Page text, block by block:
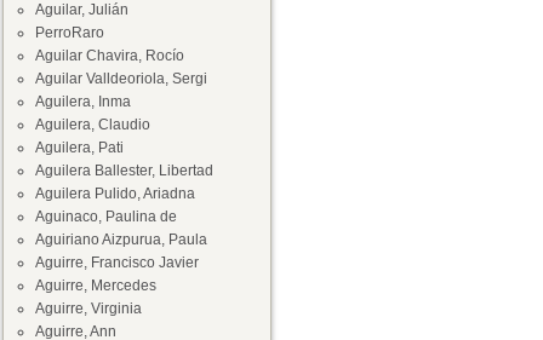
Aguilar, Julián
PerroRaro
Aguilar Chavira, Rocío
Aguilar Valldeoriola, Sergi
Aguilera, Inma
Aguilera, Claudio
Aguilera, Pati
Aguilera Ballester, Libertad
Aguilera Pulido, Ariadna
Aguinaco, Paulina de
Aguiriano Aizpurua, Paula
Aguirre, Francisco Javier
Aguirre, Mercedes
Aguirre, Virginia
Aguirre, Ann